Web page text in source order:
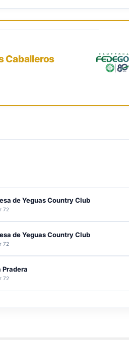
Caballeros
de Yeguas Country Club
72
de Yeguas Country Club
72
Pradera
72